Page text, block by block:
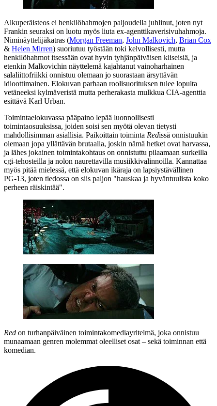
Alkuperäisteos ei henkilöhahmojen paljoudella juhlinut, joten nyt
Frankin seuraksi on luotu myös liuta ex‑agenttikaveri­sivuhahmoja.
Niminäyttelijäkatras (Morgan Freeman, John Malkovich, Brian Cox
& Helen Mirren) suoriutuu työstään toki kelvollisesti, mutta
henkilöhahmot itsessään ovat hyvin tyhjänpäiväisen kliseisiä, ja
etenkin Malkovichin näyttelemä kajahtanut vainoharhainen
salaliittofriikki onnistuu olemaan jo suorastaan ärsyttävän
idioottimainen. Elokuvan parhaan roolisuorituksen tulee lopulta
vetäneeksi kylmäveristä mutta perherakasta mulkkua CIA‑agenttia
esittävä Karl Urban.
Toimintaelokuvassa pääpaino lepää luonnollisesti
toimintaosuuksissa, joiden soisi sen myötä olevan tietysti
mahdollisimman asiallisia. Paikoittain toiminta Redissä onnistuukin
olemaan jopa yllättävän brutaalia, joskin nämä hetket ovat harvassa,
ja lähes jokainen toimintakohtaus on onnistuttu pilaamaan surkeilla
cgi‑tehosteilla ja nolon naurettavilla musiikkivalinnoilla. Kannattaa
myös pitää mielessä, että elokuvan ikäraja on lapsiystävällinen
PG‑13, joten tiedossa on siis paljon "hauskaa ja hyväntuulista koko
perheen räiskintää".
Red on turhanpäiväinen toimintakomediayritelmä, joka onnistuu
munaamaan genren molemmat oleelliset osat – sekä toiminnan että
komedian.